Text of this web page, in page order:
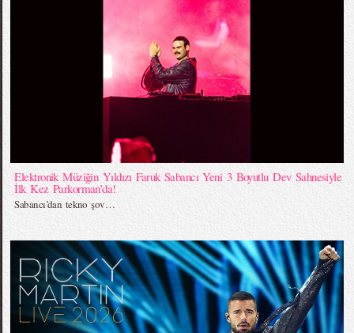
Elektronik Müziğin Yıldızı Faruk Sabancı Yeni 3 Boyutlu Dev Sahnesiyle
İlk Kez Parkorman’da!
Sabancı’dan tekno şov…